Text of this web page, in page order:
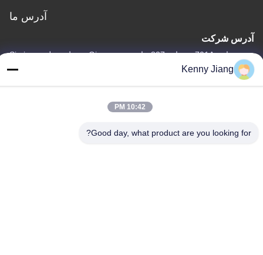
آدرس ما
آدرس شرکت
واحد 701A، شماره 837 جاده دوم Qianpu وسط، منطقه Siming،
شماره ۷۲، جاده یونگ جون، روستای ووفنگ، شهر چونگوو، کوانژو،
Kenny Jiang
10:42 PM
Good day, what product are you looking for?